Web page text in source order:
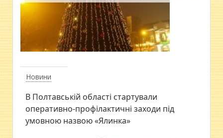
Новини
В Полтавській області стартували
оперативно-профілактичні заходи під
умовною назвою «Ялинка»